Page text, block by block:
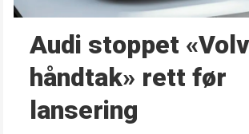
Audi stoppet
håndtak» rett før
lansering